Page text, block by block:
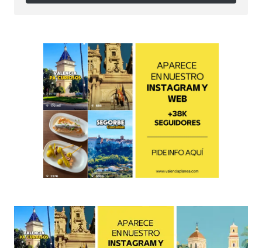
Follow en Instagram